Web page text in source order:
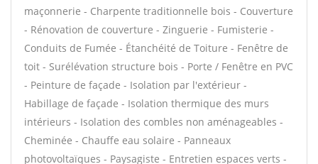
maçonnerie - Charpente traditionnelle bois - Couverture
- Rénovation de couverture - Zinguerie - Fumisterie -
Conduits de Fumée - Étanchéité de Toiture - Fenêtre de
toit - Surélévation structure bois - Porte / Fenêtre en PVC
- Peinture de façade - Isolation par l'extérieur -
Habillage de façade - Isolation thermique des murs
intérieurs - Isolation des combles non aménageables -
Cheminée - Chauffe eau solaire - Panneaux
photovoltaïques - Paysagiste - Entretien espaces verts -